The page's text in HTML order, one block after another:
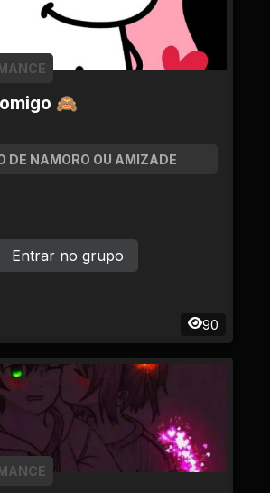
🙈
DE NAMORO OU AMIZADE
90
Entrar no grupo